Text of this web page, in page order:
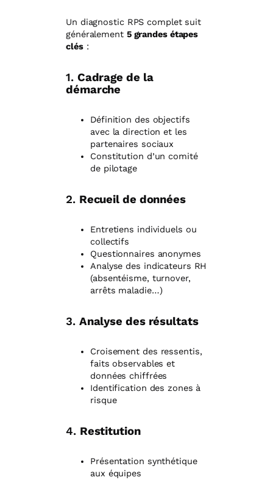
Un diagnostic RPS complet suit
généralement 5 grandes étapes
clés:
1. Cadrage de la
démarche
Définition des objectifs
avec la direction et les
partenaires sociaux
Constitution d’un comité
de pilotage
2. Recueil de données
Entretiens individuels ou
collectifs
Questionnaires anonymes
Analyse des indicateurs RH
(absentéisme, turnover,
arrêts maladie…)
3. Analyse des résultats
Croisement des ressentis,
faits observables et
données chiffrées
Identification des zones à
risque
4. Restitution
Présentation synthétique
aux équipes